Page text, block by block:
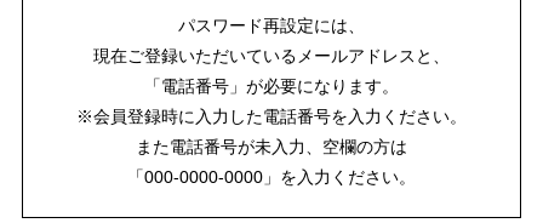
パスワード再設定には、
現在ご登録いただいているメールアドレスと、
「電話番号」が必要になります。
※会員登録時に入力した電話番号を入力ください。
また電話番号が未入力、空欄の方は
「000-0000-0000」を入力ください。